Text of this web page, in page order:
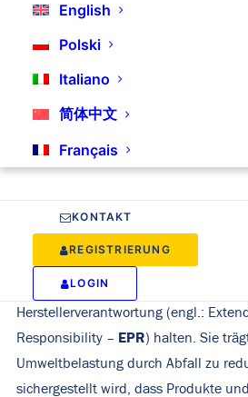
English
Polski
Italiano
简体中文
Français
KONTAKT
REGISTRIERUNG
LOGIN
ordnungsgemäß entsorgt
Extended Producer
Die Lizenzierung hilft sicherzustellen,
sich an die Prinzipien der erweiterten
Herstellerverantwortung (engl.:
Responsibility – EPR) halten. Sie
Umweltbelastung durch Abfall zu
sichergestellt wird, dass Produkte